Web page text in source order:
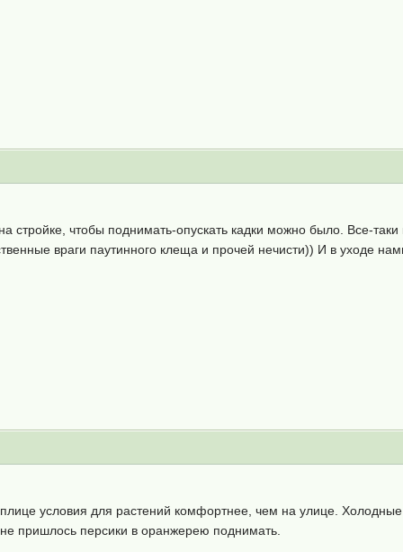
стройке, чтобы поднимать-опускать кадки можно было. Все-
враги паутинного клеща и прочей нечисти)) И в уходе
условия для растений комфортнее, чем на улице.
пришлось персики в оранжерею поднимать.